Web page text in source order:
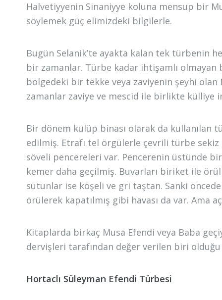
Halvetiyyenin Sinaniyye koluna mensup bir
söylemek güç elimizdeki bilgilerle.
Bugün Selanik’te ayakta kalan tek türbenin
bir zamanlar. Türbe kadar ihtişamlı
bölgedeki bir tekke veya zaviyenin şeyhi
zamanlar zaviye ve mescid ile birlikte külliye
Bir dönem kulüp binası olarak da kullanılan
edilmiş. Etrafı tel örgülerle çevrili türbe
söveli pencereleri var. Pencerenin üstünde
kemer daha geçilmiş. Buvarları biriket ile
sütunlar ise köşeli ve gri taştan. Sanki
örülerek kapatılmış gibi havası da var. Ama
Kitaplarda birkaç Musa Efendi veya Baba
dervişleri tarafından değer verilen biri olduğu
Hortaclı Süleyman Efendi Türbesi